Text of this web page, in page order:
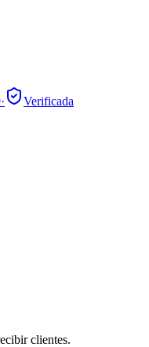
·
Verificada
clientes.